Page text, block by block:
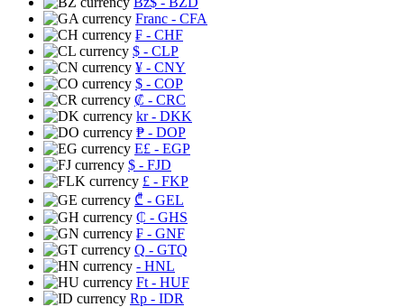
Franc - CFA
₣ - CHF
$ - CLP
¥ - CNY
$ - COP
₡ - CRC
kr- DKK
₱ - DOP
E£ - EGP
$ - FJD
£ - FKP
₾ - GEL
₵ - GHS
₣ - GNF
Q - GTQ
- HNL
Ft - HUF
Rp - IDR